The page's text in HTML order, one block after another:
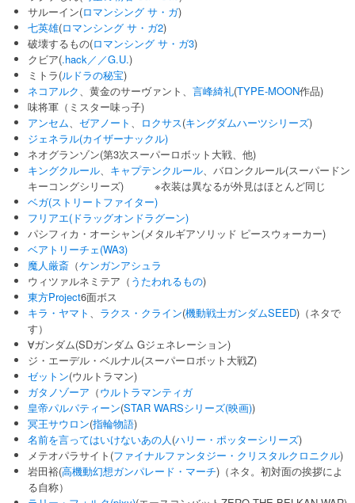
サルーイン(ロマンシング サ・ガ)
七英雄(ロマンシング サ・ガ2)
破壊するもの(ロマンシング サ・ガ3)
クビア(.hack／／G.U.)
ミトラ(ルドラの秘宝)
ネコアルク、黄金のサーヴァント、 言峰綺礼(TYPE-MOON作品)
味将軍（ミスター味っ子)
アンセム、 ゼアノート 、 ロクサス(キングダムハーツシリーズ)
ジェネラル(カイザーナックル)
ネオグランゾン(第3次スーパーロボット大戦、他)
キングクルール、 キャプテンクルール、バロンクルール(スーパードン
キーコングシリーズ) ※衣装は異なるが外見はほとんど同じ
ベガ(ストリートファイター)
フリアエ(ドラッグオンドラグーン)
パシフィカ・オーシャン(メタルギアソリッド ピースウォーカー)
ベアトリーチェ(WA3)
魔人厳斎 （ケンガンアシュラ
ウィツァルネミテア（ うたわれるもの)
東方Project6面ボス
キラ・ヤマト 、 ラクス・クライン(機動戦士ガンダムSEED)（ネタで
す）
∀ガンダム(SDガンダム Gジェネレーション)
ジ・エーデル・ベルナル(スーパーロボット大戦Z)
ゼットン(ウルトラマン)
ガタノゾーア （ウルトラマンティガ
皇帝パルパティーン(STAR WARSシリーズ(映画))
冥王サウロン(指輪物語)
名前を言ってはいけないあの人(ハリー・ポッターシリーズ)
メテオパラサイト(ファイナルファンタジー・クリスタルクロニクル)
岩田裕(高機動幻想ガンパレード・マーチ)（ネタ。初対面の挨拶によ
る自称）